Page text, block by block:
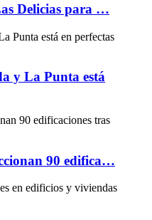
Delicias para …
y La Punta está
90 edifica…